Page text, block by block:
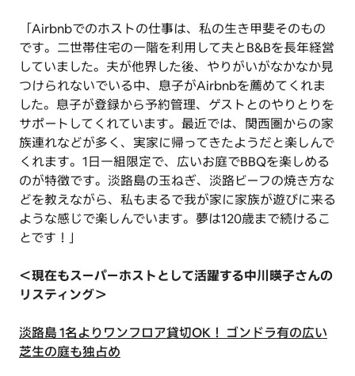
「Airbnbでのホストの仕事は、私の生き甲斐そのもの
です。二世帯住宅の一階を利用して夫とB&Bを長年経営
していました。夫が他界した後、やりがいがなかなか見
つけられないでいる中、息子がAirbnbを薦めてくれま
した。息子が登録から予約管理、ゲストとのやりとりを
サポートしてくれています。最近では、関西圏からの家
族連れなどが多く、実家に帰ってきたようだと楽しんで
くれます。1日一組限定で、広いお庭でBBQを楽しめる
のが特徴です。淡路島の玉ねぎ、淡路ビーフの焼き方な
どを教えながら、私もまるで我が家に家族が遊びに来る
ような感じで楽しんでいます。夢は120歳まで続けるこ
とです！」
＜現在もスーパーホストとして活躍する中川暎子さんの
リスティング＞
淡路島 1名よりワンフロア貸切OK！ ゴンドラ有の広い
芝生の庭も独占め